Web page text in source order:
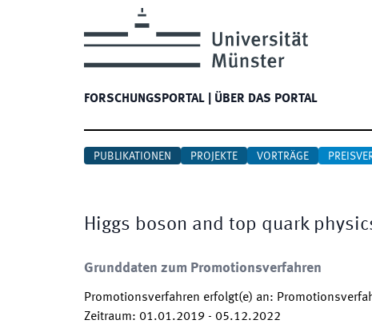
FORSCHUNGSPORTAL ÜBER DAS PORTAL
PUBLIKATIONEN PROJEKTE VORTRÄGE
Higgs boson and top quark
Grunddaten zum Promotionsverfahren
Promotionsverfahren erfolgt(e) an:
Zeitraum: 01.01.2019 - 05.12.2022